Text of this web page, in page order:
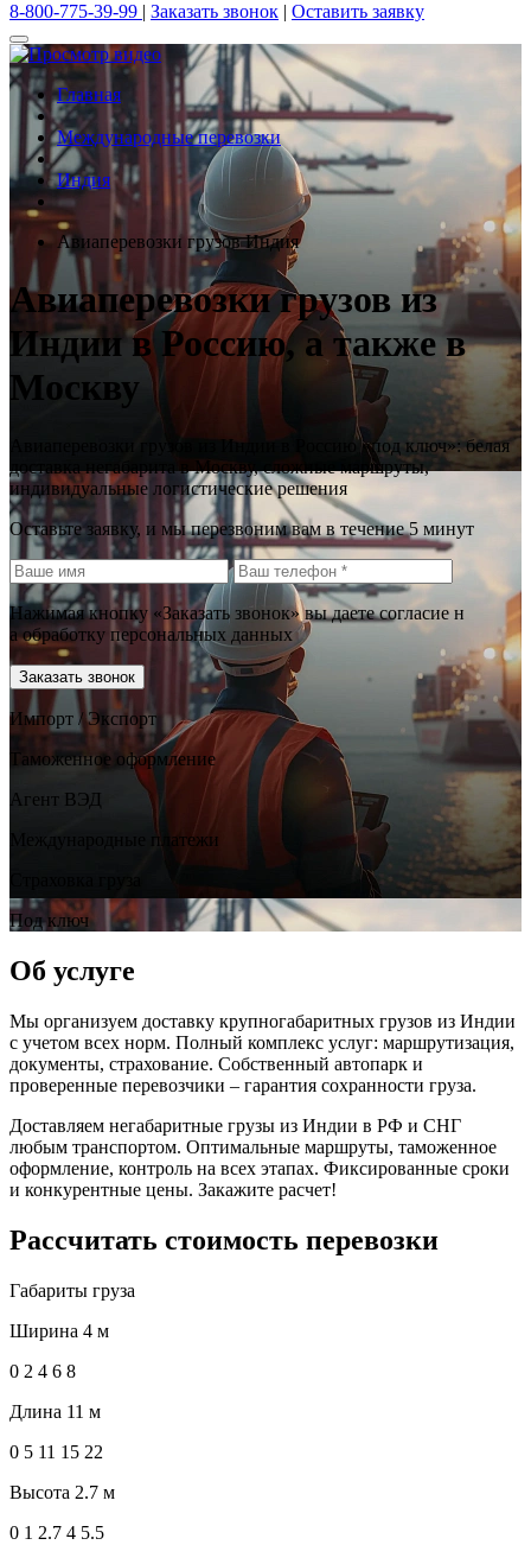
8-800-775-39-99 | Заказать звонок | Оставить заявку
Главная
Международные перевозки
Индия
Авиаперевозки грузов Индия
Авиаперевозки грузов из
Индии в Россию, а также в
Москву
Авиаперевозки грузов из Индии в Россию «под ключ»: белая
доставка негабарита в Москву, сложные маршруты,
индивидуальные логистические решения
Оставьте заявку, и мы перезвоним вам в течение 5 минут
Нажимая кнопку «Заказать звонок» вы даете согласие н
а обработку персональных данных
Заказать звонок
Импорт / Экспорт
Таможенное оформление
Агент ВЭД
Международные платежи
Под ключ
Об услуге
Мы организуем доставку крупногабаритных грузов из Индии
с учетом всех норм. Полный комплекс услуг: маршрутизация,
документы, страхование. Собственный автопарк и
проверенные перевозчики – гарантия сохранности груза.
Доставляем негабаритные грузы из Индии в РФ и СНГ
любым транспортом. Оптимальные маршруты, таможенное
оформление, контроль на всех этапах. Фиксированные сроки
и конкурентные цены. Закажите расчет!
Рассчитать стоимость перевозки
Габариты груза
Ширина 4 м
0 2 4 6 8
Длина 11 м
0 5 11 15 22
Высота 2.7 м
0 1 2.7 4 5.5